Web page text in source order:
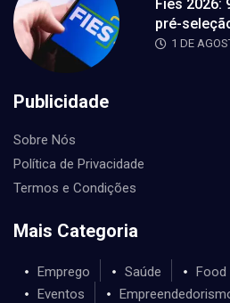
Fies 2026:
pré-
1 DE
Publicidade
Sobre Nós
Política de Privacidade
Termos e Condições
Mais Categoria
Emprego Saúde Food
Eventos